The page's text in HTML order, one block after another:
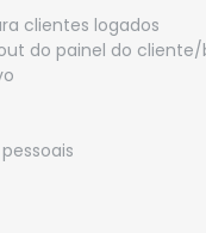
clientes logados
do painel do